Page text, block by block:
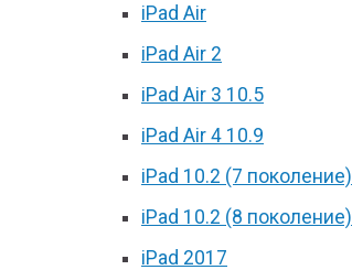
iPad Air
iPad Air 2
iPad Air 3 10.5
iPad Air 4 10.9
iPad 10.2 (7 поколение)
iPad 10.2 (8 поколение)
iPad 2017